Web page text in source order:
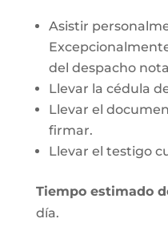
Asistir
del despacho
Llevar la cédula
Llevar el
firmar.
Llevar el testigo
Tiempo estimado
día.